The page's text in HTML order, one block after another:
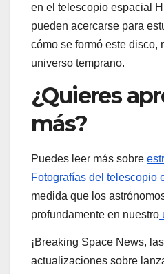
en el telescopio espacial
pueden acercarse para
cómo se formó este disco,
universo temprano.
¿Quieres
más?
Puedes leer más sobre
Fotografías del telescopio
medida que los
profundamente en nuestro
¡Breaking Space News,
actualizaciones sobre